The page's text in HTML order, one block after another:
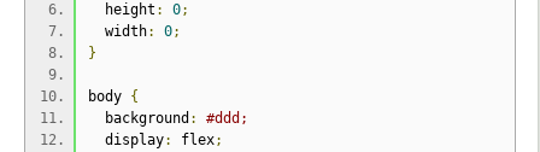
height : 0;
width: 0;
}
body {
background :
#ddd;
display: flex;